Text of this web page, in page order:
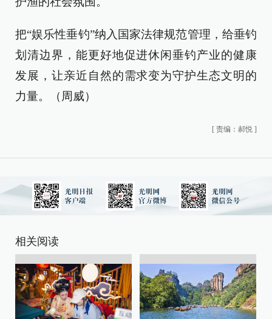
把“娱乐性垂钓”纳入国家法律规范管理，给垂钓
划清边界，能更好地促进休闲垂钓产业的健康
发展，让亲近自然的需求变为守护生态文明的
力量。（周威）
[ 责编：郝悦 ]
相关阅读